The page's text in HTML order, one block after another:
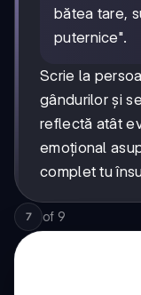
bătea tare,
puternice".
Scrie la
gândurilor și
reflectă atât
emoțional
complet tu
7 of 9